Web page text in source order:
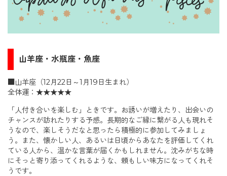
山羊座・水瓶座・魚座
■山羊座（12月22日～1月19日生まれ）
全体運：★★★★★
「人付き合いを楽しむ」ときです。お誘いが増えたり、出会いの
チャンスが訪れたりする予感。長期的なご縁に繋がる人も現れそ
うなので、楽しそうだなと思ったら積極的に参加してみましょ
う。また、懐かしい人、あるいは日頃からあなたを評価してくれ
ている人から、温かな言葉が届くかもしれません。沈みがちな時
にそっと寄り添ってくれるような、頼もしい味方になってくれそ
うです。